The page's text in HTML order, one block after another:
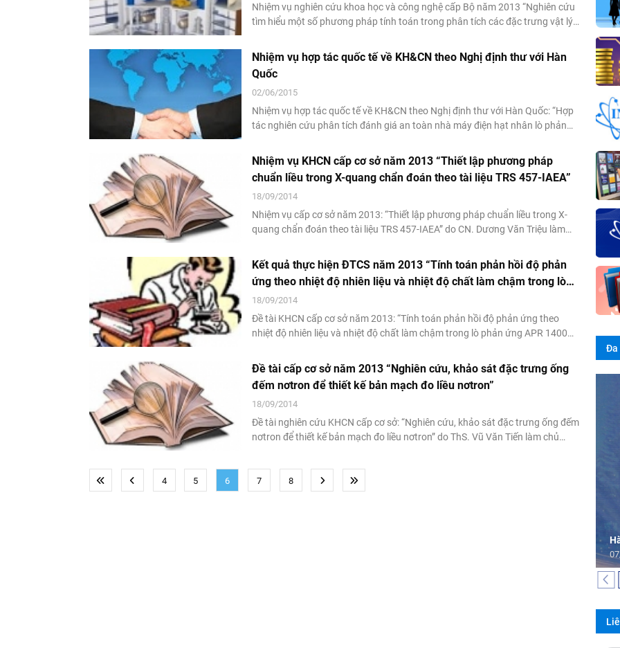
Nhiệm vụ nghiên cứu khoa học và công nghệ cấp Bộ năm 2013 “Nghiên cứu
tìm hiểu một số phương pháp tính toán trong phân tích các đặc trưng vật lý
được giao thực hiện từ tháng 1 đến...
Nhiệm vụ hợp tác quốc tế về KH&CN theo Nghị định thư với Hàn
Quốc
02/06/2015
Nhiệm vụ hợp tác quốc tế về KH&CN theo Nghị định thư với Hàn Quốc: “Hợp
tác nghiên cứu phân tích đánh giá an toàn nhà máy điện hạt nhân lò phản
Diễn làm chủ nhiệm đã triển...
Nhiệm vụ KHCN cấp cơ sở năm 2013 “Thiết lập phương pháp
chuẩn liều trong X-quang chẩn đoán theo tài liệu TRS 457-IAEA”
18/09/2014
Nhiệm vụ cấp cơ sở năm 2013: “Thiết lập phương pháp chuẩn liều trong X-
quang chẩn đoán theo tài liệu TRS 457-IAEA” do CN. Dương Văn Triệu làm
Kết quả thực hiện ĐTCS năm 2013 “Tính toán phản hồi độ phản
ứng theo nhiệt độ nhiên liệu và nhiệt độ chất làm chậm trong lò
phản ứng APR 1400 bằng chương trình tính toán MVP”
18/09/2014
Đề tài KHCN cấp cơ sở năm 2013: “Tính toán phản hồi độ phản ứng theo
nhiệt độ nhiên liệu và nhiệt độ chất làm chậm trong lò phản ứng APR 1400
với tổng kinh phí 50 triệu đồng, thời gian thực hiện là 12 tháng từ 1/2013 đến
Đề tài cấp cơ sở năm 2013 “Nghiên cứu, khảo sát đặc trưng ống
đếm nơtron để thiết kế bản mạch đo liều nơtron”
18/09/2014
Đề tài nghiên cứu KHCN cấp cơ sở: “Nghiên cứu, khảo sát đặc trưng ống đếm
nơtron để thiết kế bản mạch đo liều nơtron” do ThS. Vũ Văn Tiến làm chủ
4 5 6 7 8
Đa